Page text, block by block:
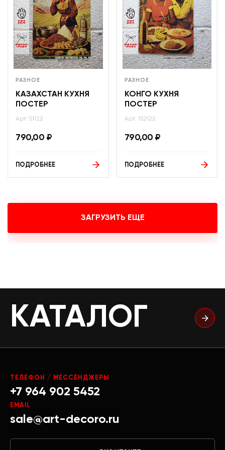
РАЗНОЕ
КАЗАХСТАН КУХНЯ
ПОСТЕР
Арт: 51122
790,00 ₽
ПОДРОБНЕЕ
РАЗНОЕ
КОНГО КУХНЯ
ПОСТЕР
Арт: 152122
790,00 ₽
ПОДРОБНЕЕ
ЗАГРУЗИТЬ ЕЩЕ
КАТАЛОГ
ТЕЛЕФОН / МЕССЕНДЖЕРЫ
+7 964 902 5452
EMAIL
sale@art-decoro.ru